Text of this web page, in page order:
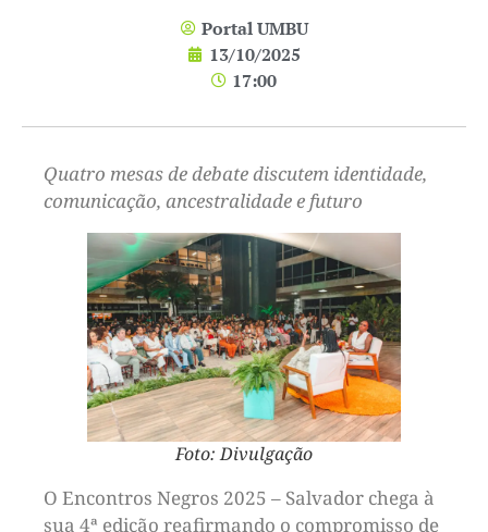
Portal UMBU
13/10/2025
17:00
Quatro mesas de debate discutem identidade,
comunicação, ancestralidade e futuro
Foto: Divulgação
O Encontros Negros 2025 – Salvador chega à
sua 4ª edição reafirmando o compromisso de